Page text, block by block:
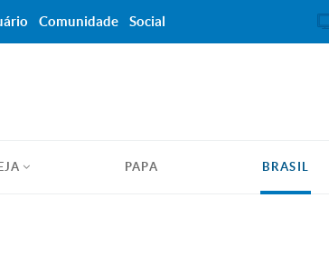
PAPA BRASIL
Comunidade Social